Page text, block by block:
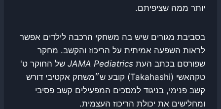
יותר ממה שציפיתם.
בסביבת מגורים שיש בה משחקי הרכבה לילדים אפשר
לראות השפעה אמיתית על הריכוז והקשב. מחקר
שפורסם בכתב העת JAMA Pediatrics של החוקר ט'
טקהאשי (Takahashi) קובע ש״משחק אקטיבי דורש
קשב פנימי, בניגוד למסכים המפעילים קשב פסיבי
ומחלישים את יכולת הריכוז העצמית.